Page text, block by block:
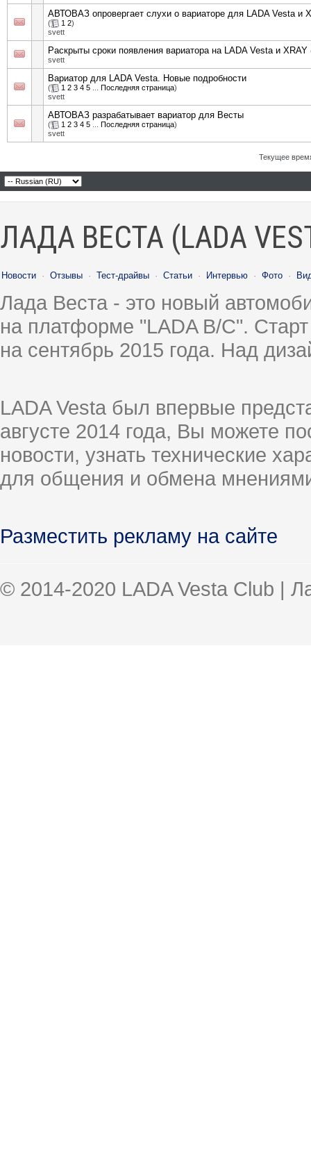
АВТОВАЗ опровергает слухи о вариаторе для LADA Vesta и
( 1 2)
svett
Раскрыты сроки появления вариатора на LADA Vesta и XRAY
svett
Вариатор для LADA Vesta. Новые подробности
( 1 2 3 4 5 Последняя страница)
svett
АВТОВАЗ разрабатывает вариатор для Весты
( 1 2 3 4 5 Последняя страница)
svett
Текущее
ЛАДА ВЕСТА (LADA
Новости · Отзывы · Тест-драйвы · Статьи · Интервью · Фото ·
Лада Веста - это новый
на платформе "LADA B/C".
на сентябрь 2015 года. Над
LADA Vesta был впервые
августе 2014 года, Вы можете
новости, узнать технические
для общения и обмена
Разместить рекламу на сайте
© 2014-2020 LADA Vesta Club |